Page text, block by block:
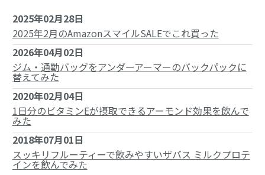
2025年02月28日
2025年2月のAmazonスマイルSALEでこれ買った
2026年04月02日
ジム・通勤バッグをアンダーアーマーのバックパックに
替えてみた
2020年02月04日
1日分のビタミンEが摂取できるアーモンド効果を飲んで
みた
2018年07月01日
スッキリフルーティーで飲みやすいザバス ミルクプロテ
インを飲んでみた